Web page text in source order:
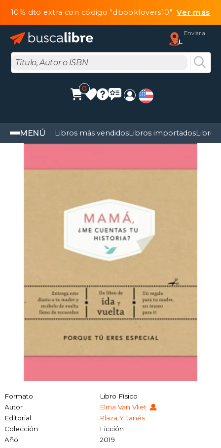
10% dto extra con código "dbooklovers10"Ver más
Enviar a
FL
0
MENÚ Libros más vendidosLibros importadosLibros
Formato
Libro Físico
Autor
Elma Van Vliet
Editorial
Plaza Y Janés
Colección
Ficción
Año
2019